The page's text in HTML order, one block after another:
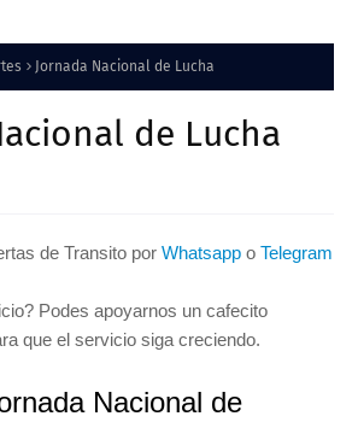
Jornada Nacional de Lucha
de Lucha
de Transito por Whatsappo Telegram
Podes apoyarnos un cafecito
que el servicio siga creciendo.
Nacional de